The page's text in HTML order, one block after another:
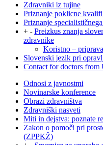
Zdravniki iz tujine
Priznanje poklicne
Priznanje
+ - Preizkus znanja
zdravnike
Koristno –
Slovenski jezik pri
Contact for doctors from
Odnosi z javnostmi
Novinarske konference
Obrazi zdravništva
Zdravniški nasveti
Miti in dejstva: poznate
Zakon o pomoči pri
(ZPPKŽ)